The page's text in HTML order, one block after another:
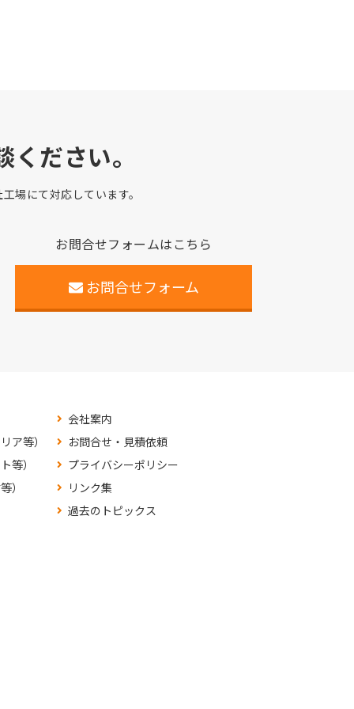
ださい。
場にて対応しています。
お問合せフォームはこちら
お問合せフォーム
ア等）
等）
）
会社案内
お問合せ・見積依頼
プライバシーポリシー
リンク集
過去のトピックス